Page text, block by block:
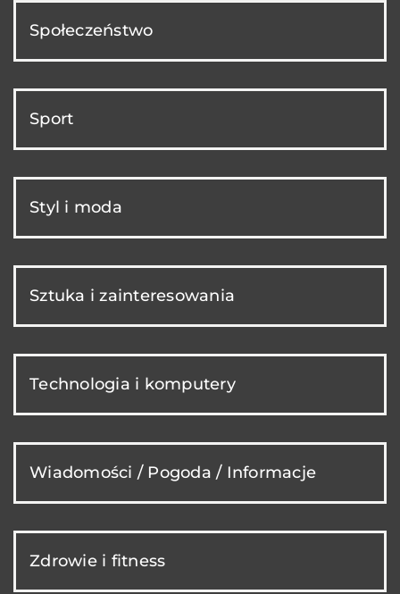
Społeczeństwo
Sport
Styl i moda
Sztuka i zainteresowania
Technologia i komputery
Wiadomości / Pogoda / Informacje
Zdrowie i fitness